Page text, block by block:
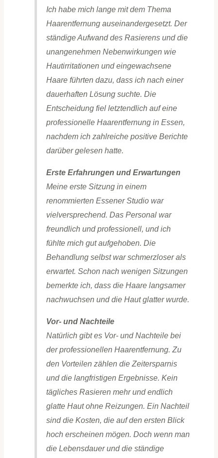
Ich habe mich lange mit dem Thema
Haarentfernung auseinandergesetzt. Der
ständige Aufwand des Rasierens und die
unangenehmen Nebenwirkungen wie
Hautirritationen und eingewachsene
Haare führten dazu, dass ich nach einer
dauerhaften Lösung suchte. Die
Entscheidung fiel letztendlich auf eine
professionelle Haarentfernung in Essen,
nachdem ich zahlreiche positive Berichte
darüber gelesen hatte.
Erste Erfahrungen und Erwartungen
Meine erste Sitzung in einem
renommierten Essener Studio war
vielversprechend. Das Personal war
freundlich und professionell, und ich
fühlte mich gut aufgehoben. Die
Behandlung selbst war schmerzloser als
erwartet. Schon nach wenigen Sitzungen
bemerkte ich, dass die Haare langsamer
nachwuchsen und die Haut glatter wurde.
Vor- und Nachteile
Natürlich gibt es Vor- und Nachteile bei
der professionellen Haarentfernung. Zu
den Vorteilen zählen die Zeitersparnis
und die langfristigen Ergebnisse. Kein
tägliches Rasieren mehr und endlich
glatte Haut ohne Reizungen. Ein Nachteil
sind die Kosten, die auf den ersten Blick
hoch erscheinen mögen. Doch wenn man
die Lebensdauer und die ständige